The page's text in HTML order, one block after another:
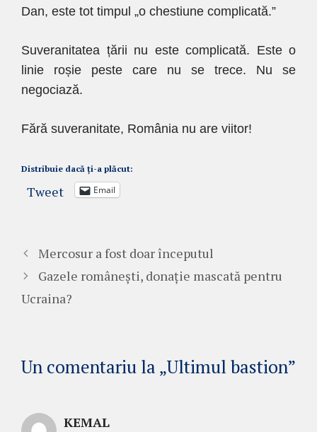
Dan, este tot timpul „o chestiune complicată.”
Suveranitatea țării nu este complicată. Este o
linie roșie peste care nu se trece. Nu se
negociază.
Fără suveranitate, România nu are viitor!
Distribuie dacă ți-a plăcut:
Tweet Email
Mercosur a fost doar începutul
Gazele românești, donație mascată pentru
Ucraina?
Un comentariu la „Ultimul bastion”
KEMAL